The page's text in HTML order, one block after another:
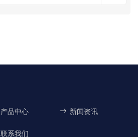
产品中心 新闻资讯
联系我们